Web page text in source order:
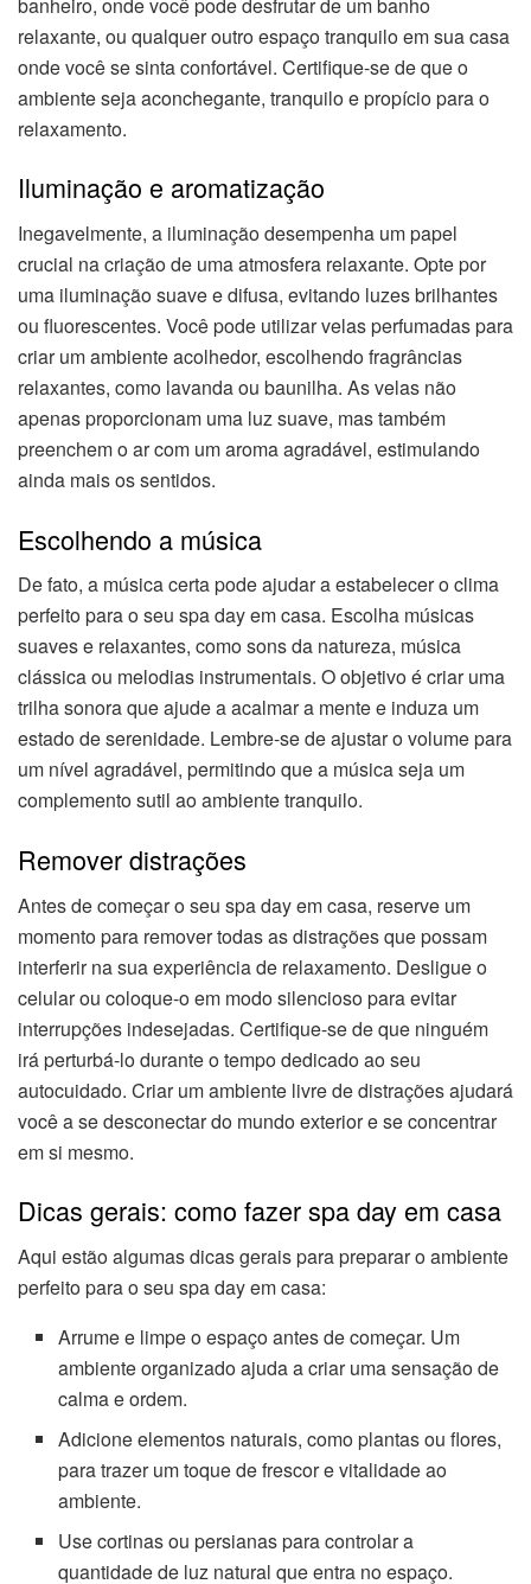
relaxante, ou qualquer outro espaço tranquilo em sua casa
onde você se sinta confortável. Certifique-se de que o
ambiente seja aconchegante, tranquilo e propício para o
relaxamento.
Iluminação e aromatização
Inegavelmente, a iluminação desempenha um papel
crucial na criação de uma atmosfera relaxante. Opte por
uma iluminação suave e difusa, evitando luzes brilhantes
ou fluorescentes. Você pode utilizar velas perfumadas para
criar um ambiente acolhedor, escolhendo fragrâncias
relaxantes, como lavanda ou baunilha. As velas não
apenas proporcionam uma luz suave, mas também
preenchem o ar com um aroma agradável, estimulando
ainda mais os sentidos.
Escolhendo a música
De fato, a música certa pode ajudar a estabelecer o clima
perfeito para o seu spa day em casa. Escolha músicas
suaves e relaxantes, como sons da natureza, música
clássica ou melodias instrumentais. O objetivo é criar uma
trilha sonora que ajude a acalmar a mente e induza um
estado de serenidade. Lembre-se de ajustar o volume para
um nível agradável, permitindo que a música seja um
complemento sutil ao ambiente tranquilo.
Remover distrações
Antes de começar o seu spa day em casa, reserve um
momento para remover todas as distrações que possam
interferir na sua experiência de relaxamento. Desligue o
celular ou coloque-o em modo silencioso para evitar
interrupções indesejadas. Certifique-se de que ninguém
irá perturbá-lo durante o tempo dedicado ao seu
autocuidado. Criar um ambiente livre de distrações ajudará
você a se desconectar do mundo exterior e se concentrar
em si mesmo.
Dicas gerais: como fazer spa day em casa
Aqui estão algumas dicas gerais para preparar o ambiente
perfeito para o seu spa day em casa:
Arrume e limpe o espaço antes de começar. Um
ambiente organizado ajuda a criar uma sensação de
calma e ordem.
Adicione elementos naturais, como plantas ou flores,
para trazer um toque de frescor e vitalidade ao
ambiente.
Use cortinas ou persianas para controlar a
quantidade de luz natural que entra no espaço.